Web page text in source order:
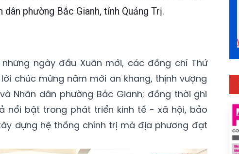
phường Bắc Gianh, tỉnh Quảng Trị.
ngày đầu Xuân mới, các đồng chí Thứ
chúc mừng năm mới an khang, thịnh vượng
Nhân dân phường Bắc Gianh; đồng thời ghi
nổi bật trong phát triển kinh tế - xã hội, bảo
dựng hệ thống chính trị mà địa phương đạt